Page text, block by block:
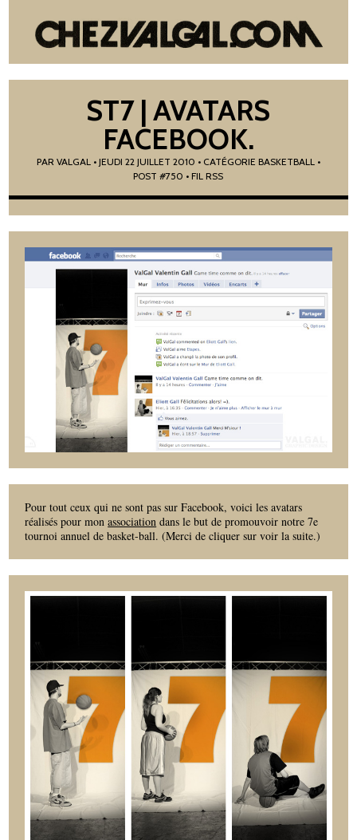
ST7 | AVATARS
FACEBOOK.
PAR VALGAL• JEUDI 22 JUILLET 2010 • CATÉGORIE BASKETBALL •
POST #750 • FIL RSS
Pour tout ceux qui ne sont pas sur Facebook, voici les avatars
réalisés pour monassociation dans le but de promouvoir notre 7e
tournoi annuel de basket-ball. (Merci de cliquer sur voir la suite.)